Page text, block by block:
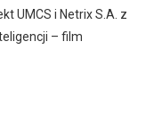
UMCS i Netrix S.A. z
– film